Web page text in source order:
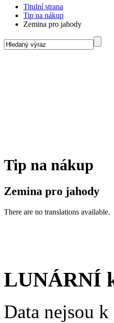
Titulní strana
Tip na nákup
Zemina pro jahody
Tip na nákup
Zemina pro jahody
There are no translations available.
LUNÁRNÍ
Data nejsou